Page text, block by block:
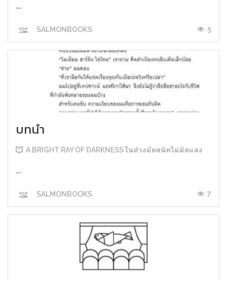
...
SALMONBOOKS 5
บทนำ
A BRIGHT RAY OF DARKNESS ในห้วงมืดสนิทไม่มิดแสง
...
SALMONBOOKS 7